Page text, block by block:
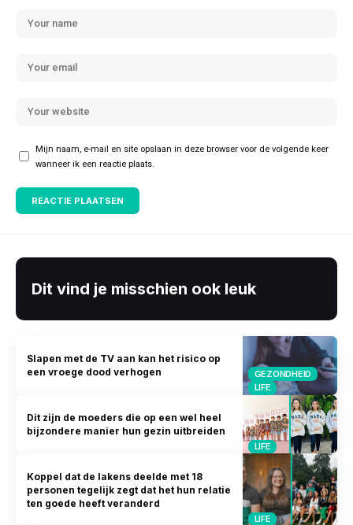
Mijn naam, e-mail en site opslaan in deze browser voor de volgende keer
wanneer ik een reactie plaats.
Dit vind je misschien ook leuk
GEZONDHEID
LIFE
Slapen met de TV aan kan het risico op
een vroege dood verhogen
LIFE
Dit zijn de moeders die op een wel heel
bijzondere manier hun gezin uitbreiden
LIFE
Koppel dat de lakens deelde met 18
personen tegelijk zegt dat het hun relatie
ten goede heeft veranderd